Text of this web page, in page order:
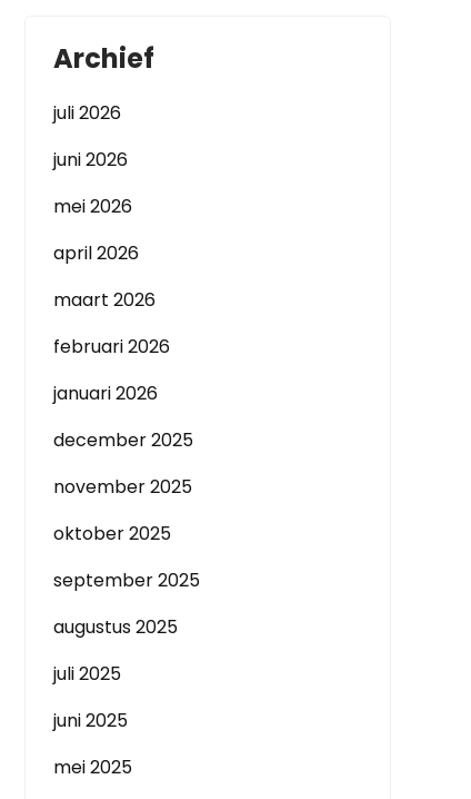
Archief
juli 2026
juni 2026
mei 2026
april 2026
maart 2026
februari 2026
januari 2026
december 2025
november 2025
oktober 2025
september 2025
augustus 2025
juli 2025
juni 2025
mei 2025